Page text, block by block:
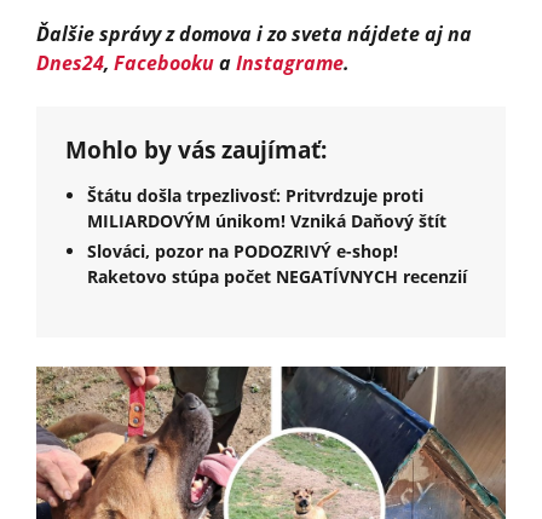
Ďalšie správy z domova i zo sveta nájdete aj na
Dnes24, FacebookuaInstagrame.
Mohlo by vás zaujímať:
Štátu došla trpezlivosť: Pritvrdzuje proti
MILIARDOVÝM únikom! Vzniká Daňový štít
Slováci, pozor na PODOZRIVÝ e-shop!
Raketovo stúpa počet NEGATÍVNYCH recenzií